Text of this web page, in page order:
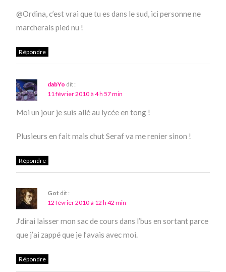
@Ordina, c’est vrai que tu es dans le sud, ici personne ne
marcherais pied nu !
Répondre
dabYo dit :
11 février 2010 à 4 h 57 min
Moi un jour je suis allé au lycée en tong !
Plusieurs en fait mais chut Seraf va me renier sinon !
Répondre
Got dit :
12 février 2010 à 12 h 42 min
J’dirai laisser mon sac de cours dans l’bus en sortant parce
que j’ai zappé que je l’avais avec moi.
Répondre